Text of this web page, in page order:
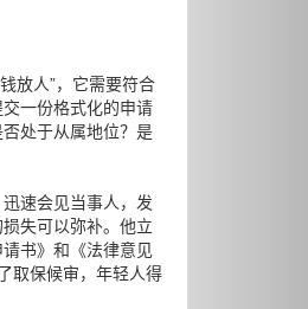
放人”，它需要符合
一份格式化的申请
处于从属地位？是
速会见当事人，发
失可以弥补。他立
书》和《法律意见
取保候审，年轻人得